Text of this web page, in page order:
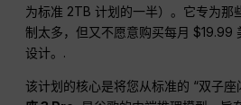
为标准 2TB 计划的一半）。它专为那
制太多，但又不愿意购买每月 $19.99
设计。.
该计划的核心是将您从标准的 “双子座